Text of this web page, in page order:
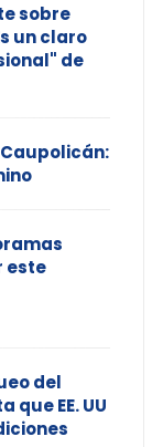
sobre
un claro
de
este
del
que EE. UU